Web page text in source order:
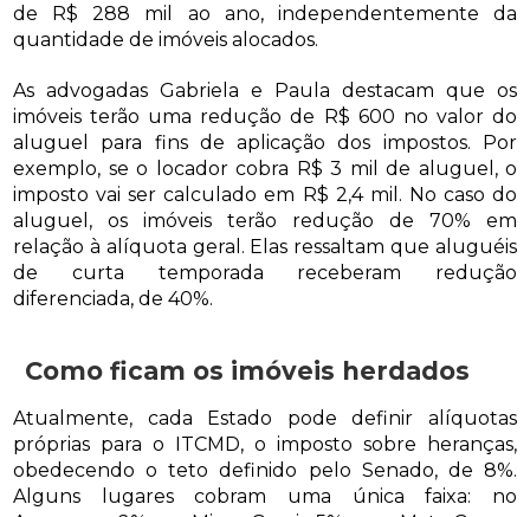
de R$ 288 mil ao ano, independentemente da
quantidade de imóveis alocados.
As advogadas Gabriela e Paula destacam que os
imóveis terão uma redução de R$ 600 no valor do
aluguel para fins de aplicação dos impostos. Por
exemplo, se o locador cobra R$ 3 mil de aluguel, o
imposto vai ser calculado em R$ 2,4 mil. No caso do
aluguel, os imóveis terão redução de 70% em
relação à alíquota geral. Elas ressaltam que aluguéis
de curta temporada receberam redução
diferenciada, de 40%.
Como ficam os imóveis herdados
Atualmente, cada Estado pode definir alíquotas
próprias para o ITCMD, o imposto sobre heranças,
obedecendo o teto definido pelo Senado, de 8%.
Alguns lugares cobram uma única faixa: no